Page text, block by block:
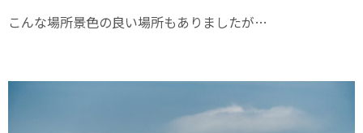
こんな場所景色の良い場所もありましたが…